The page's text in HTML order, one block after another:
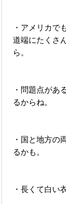
・アメリカで
道端にたくさ
ら。
・問題点があ
るからね。
・国と地方の
るかも。
・長くて白い